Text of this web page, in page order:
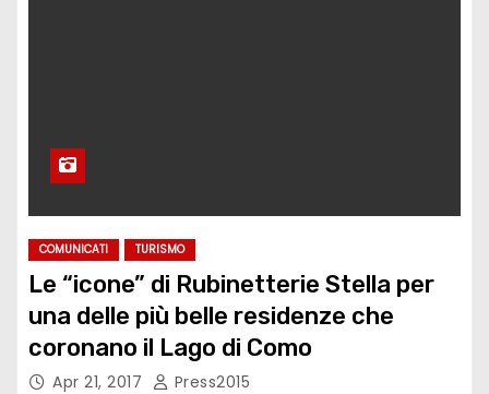
COMUNICATI TURISMO
Le “icone” di Rubinetterie Stella per
una delle più belle residenze che
coronano il Lago di Como
Apr 21, 2017 Press2015